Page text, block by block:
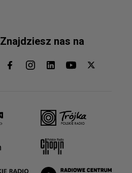
Znajdziesz nas na